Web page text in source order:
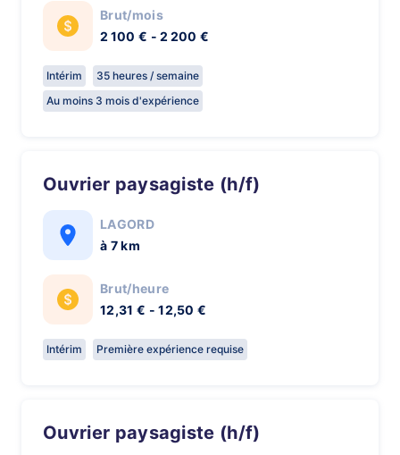
Brut/mois
2 100 € - 2 200 €
Intérim
35 heures / semaine
Au moins 3 mois d'expérience
Ouvrier paysagiste (h/f)
LAGORD
à 7 km
Brut/heure
12,31 € - 12,50 €
Intérim Première expérience requise
Ouvrier paysagiste (h/f)